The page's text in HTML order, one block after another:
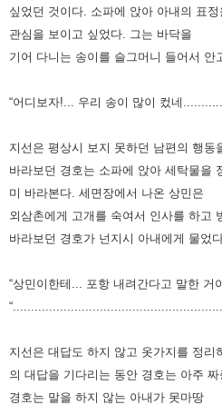
싶었던 것이다. 소파에 앉아 아내의 표
관심을 보이고 싶었다. 그는 바닥을
기어 다니는 송이를 슬그머니 들어서 안
“어디보자!... 우리 송이 많이 컸네
지선은 평상시 보지 못하던 남편의 행동
바라보던 경호는 소파에 앉아 세탁물을
미 바라본다. 세면장에서 나온 상민은
외삼촌에게 고개를 숙여서 인사를 하고
바라보던 경호가 넌지시 아내에게 물었
“상민이한테... 포항 내려간다고 말한 거
지선은 대답도 하지 않고 옷가지를 정리
의 대답을 기다리는 동안 경호는 아주 짜
경호는 말을 하지 않는 아내가 못마땅